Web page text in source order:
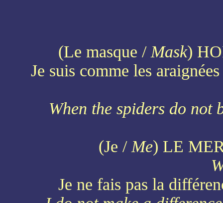
(Le masque / Mask)
Je suis comme les
When the spiders do not
(Je / Me) LE
Je ne fais pas la